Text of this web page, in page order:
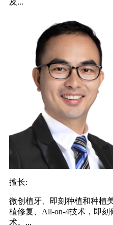
及...
擅长:
微创植牙、即刻种植和种植
植修复、All-on-4技术，即
术。...